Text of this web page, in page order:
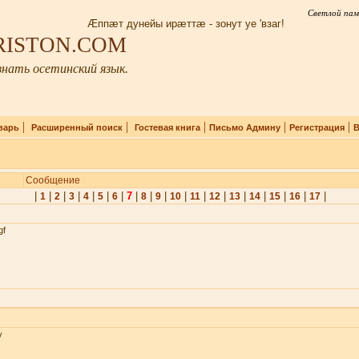
Светлой
Æппæт дунейы ирæттæ - зонут уе 'взаг!
осетинский язык.
| Расширенный поиск| Гостевая книга| Письмо Админу| Регистрация|
Сообщение
1| 2| 3| 4| 5| 6| 7| 8| 9| 10| 11| 12| 13| 14| 15| 16| 17|